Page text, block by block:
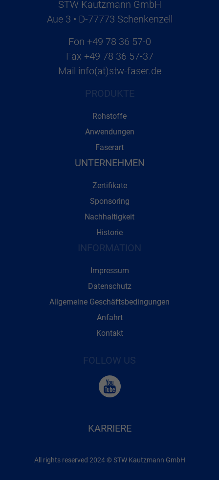
STW Kautzmann GmbH
Aue 3 • D-77773 Schenkenzell
Fon +49 78 36 57-0
Fax +49 78 36 57-37
Mail info(at)stw-faser.de
PRODUKTE
Rohstoffe
Anwendungen
Faserart
UNTERNEHMEN
Zertifikate
Sponsoring
Nachhaltigkeit
Historie
INFORMATION
Impressum
Datenschutz
Allgemeine Geschäftsbedingungen
Anfahrt
Kontakt
FOLLOW US
KARRIERE
All rights reserved 2024 © STW Kautzmann GmbH